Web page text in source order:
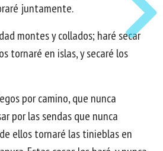
juntamente.
montes y collados; haré secar
tornaré en islas, y secaré los
por camino, que nunca
por las sendas que nunca
ellos tornaré las tinieblas en